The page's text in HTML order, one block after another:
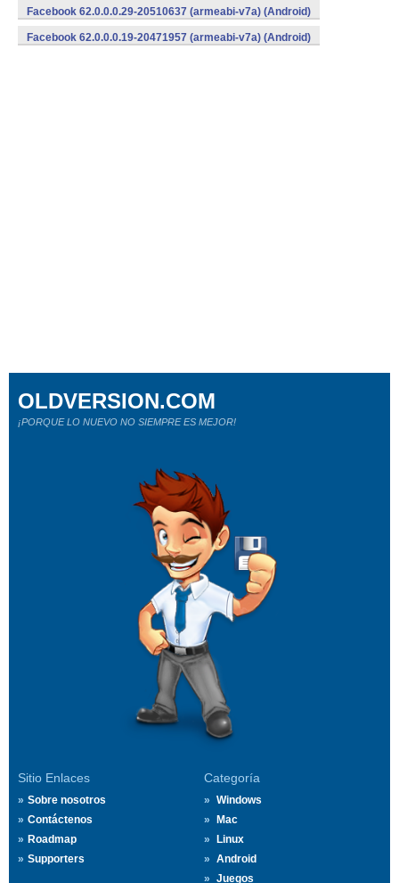
Facebook 62.0.0.0.29-20510637 (armeabi-v7a) (Android)
Facebook 62.0.0.0.19-20471957 (armeabi-v7a) (Android)
Sitio Enlaces
Sobre nosotros
Contáctenos
Roadmap
Supporters
Categoría
Windows
Mac
Linux
Android
Juegos
OLDVERSION.COM
¡PORQUE LO NUEVO NO SIEMPRE ES MEJOR!